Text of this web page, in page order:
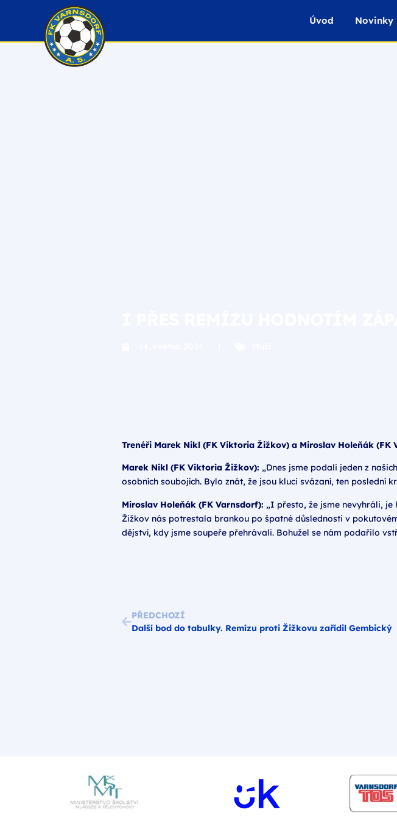
Úvod Novinky
Trenéři Marek Nikl (FK Viktoria Žižkov) a Miroslav Holeňák
Marek Nikl (FK Viktoria Žižkov): „Dnes jsme podali jeden z
osobních soubojích. Bylo znát, že jsou kluci svázaní, ten poslední
Miroslav Holeňák (FK Varnsdorf): „I přesto, že jsme nevyhráli,
Žižkov nás potrestala brankou po špatné důslednosti v
dějství, kdy jsme soupeře přehrávali. Bohužel se nám podařilo
PŘEDCHOZÍ
Další bod do tabulky. Remízu proti Žižkovu zařídil Gembický